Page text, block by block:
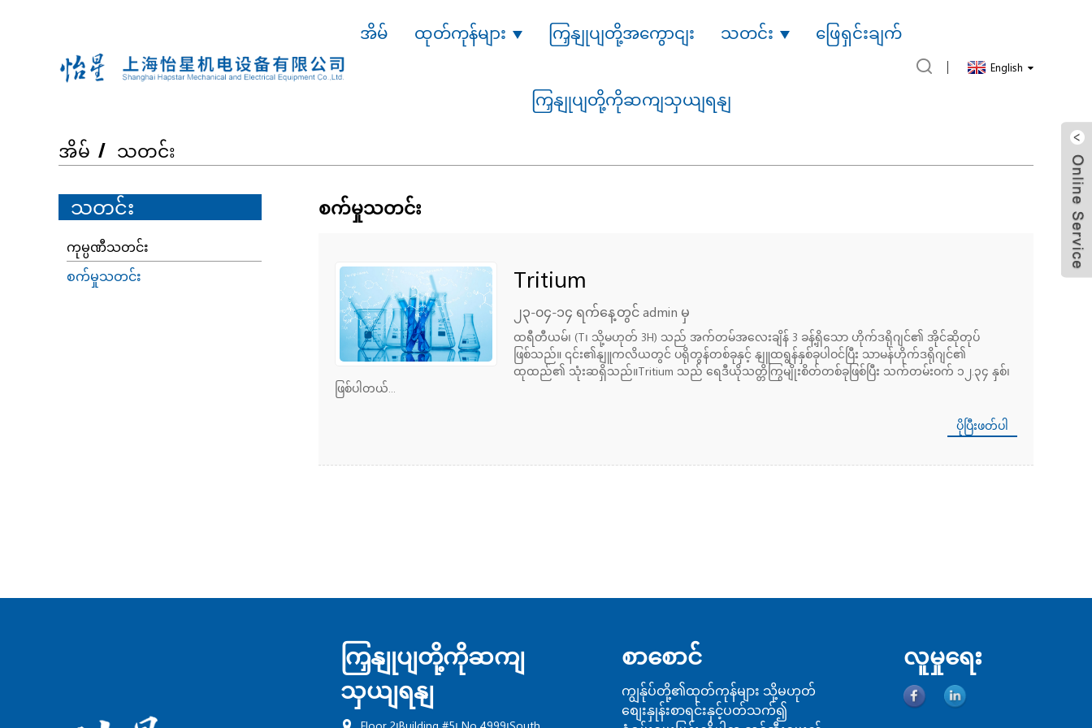
အိမ် ထုတ်ကုန်များ ကြှနျုပျတို့အကွောငျး သတင်း ဖြေရှင်းချက်
ကြှနျုပျတို့ကိုဆကျသှယျရနျ
English
အိမ် သတင်း
သတင်း
ကုမ္ပဏီသတင်း
စက်မှုသတင်း
စက်မှုသတင်း
Tritium
၂၃-၀၄-၁၄ ရက်နေ့တွင် admin မှ
ထရီတီယမ်၊ (T၊ သို့မဟုတ် 3H) သည် အက်တမ်အလေးချိန် 3 ခန့်ရှိသော ဟိုက်ဒရိုဂျင်၏ အိုင်ဆိုတုပ်
ဖြစ်သည်။ ၎င်း၏နျူကလိယတွင် ပရိုတွန်တစ်ခုနှင့် နျူထရွန်နှစ်ခုပါဝင်ပြီး သာမန်ဟိုက်ဒရိုဂျင်၏
ထုထည်၏ သုံးဆရှိသည်။Tritium သည် ရေဒီယိုသတ္တိကြွမျိုးစိတ်တစ်ခုဖြစ်ပြီး သက်တမ်းဝက် ၁၂.၃၄ နှစ်၊
ဖြစ်​ပါတယ်​...
ပိုပြီးဖတ်ပါ
ကြှနျုပျတို့ကိုဆကျ
သှယျရနျ
စာစောင်
ကျွန်ုပ်တို့၏ထုတ်ကုန်များ သို့မဟုတ်
စျေးနှုန်းစာရင်းနှင့်ပတ်သက်၍
လူမှုရေး